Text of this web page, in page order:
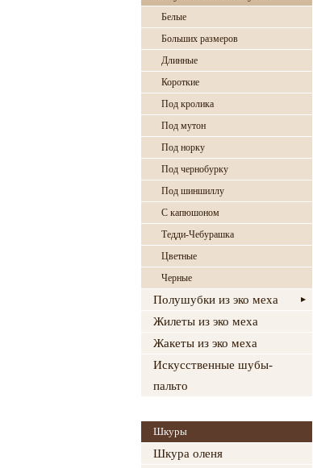
Белые
Больших размеров
Длинные
Короткие
Под кролика
Под мутон
Под норку
Под чернобурку
Под шиншиллу
С капюшоном
Тедди-Чебурашка
Цветные
Черные
Полушубки из эко меха
Жилеты из эко меха
Жакеты из эко меха
Искусственные шубы-
пальто
Шкуры
Шкура оленя